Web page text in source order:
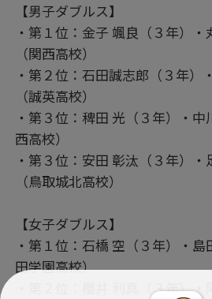
【男子ダブルス】
・第１位：金子 颯良（３年）・
（関西高校）
・第２位：石田誠志郎（３年）
（誠英高校）
・第３位：稗田 光（３年）・
西高校）
・第３位：安田 彰汰（３年）・
（鳥取城北高校）
【女子ダブルス】
・第１位：石橋 空（３年）・
田学園高校）
・第２位：櫻井 利真（３年）・